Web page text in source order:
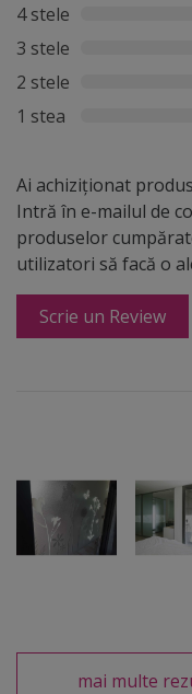
4 stele
3 stele
2 stele
1 stea
Ai achiziționat
Intră în e-mailul de
produselor
utilizatori să facă o
Scrie un Review
mai multe